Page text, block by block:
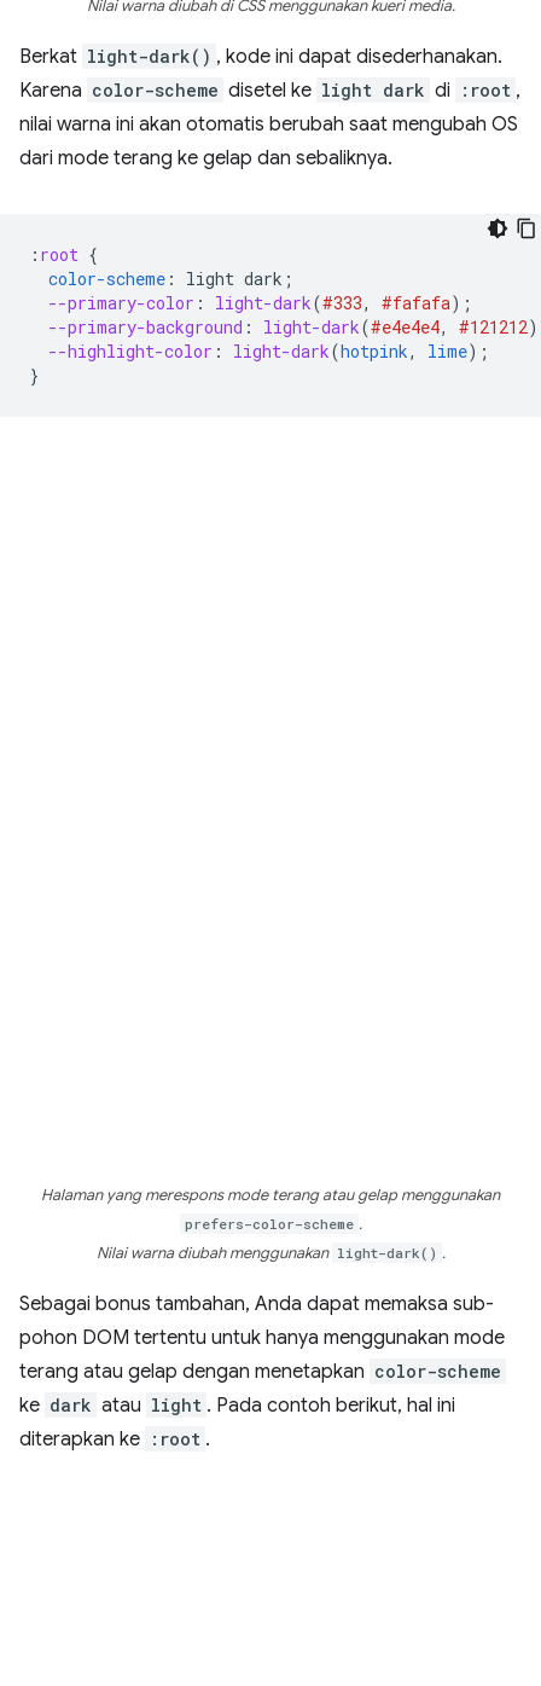
Nilai warna diubah di CSS menggunakan kueri media.
Berkat light-dark() , kode ini dapat disederhanakan.
Karena color-scheme disetel ke light dark di :root ,
nilai warna ini akan otomatis berubah saat mengubah OS
dari mode terang ke gelap dan sebaliknya.
: root {
color-scheme : light dark ;
--primary-color : light-dark(#333, #fafafa);
--primary-background : light-dark(#e4e4e4, #121212
--highlight-color : light-dark(hotpink, lime);
}
Halaman yang merespons mode terang atau gelap menggunakan
prefers-color-scheme .
Nilai warna diubah menggunakan light-dark() .
Sebagai bonus tambahan, Anda dapat memaksa sub-
pohon DOM tertentu untuk hanya menggunakan mode
terang atau gelap dengan menetapkan color-scheme
ke dark atau light . Pada contoh berikut, hal ini
diterapkan ke :root .